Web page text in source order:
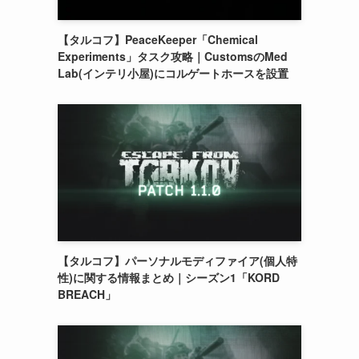
【タルコフ】PeaceKeeper「Chemical
Experiments」タスク攻略｜CustomsのMed
Lab(インテリ小屋)にコルゲートホースを設置
【タルコフ】パーソナルモディファイア(個人特
性)に関する情報まとめ｜シーズン1「KORD
BREACH」